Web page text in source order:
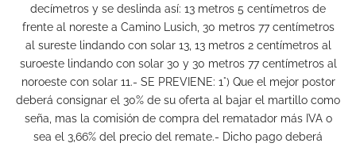
decímetros y se deslinda así: 13 metros 5 centímetros de
frente al noreste a Camino Lusich, 30 metros 77 centímetros
al sureste lindando con solar 13, 13 metros 2 centímetros al
suroeste lindando con solar 30 y 30 metros 77 centímetros al
noroeste con solar 11.- SE PREVIENE: 1°) Que el mejor postor
deberá consignar el 30% de su oferta al bajar el martillo como
seña, mas la comisión de compra del rematador más IVA o
sea el 3,66% del precio del remate.- Dicho pago deberá